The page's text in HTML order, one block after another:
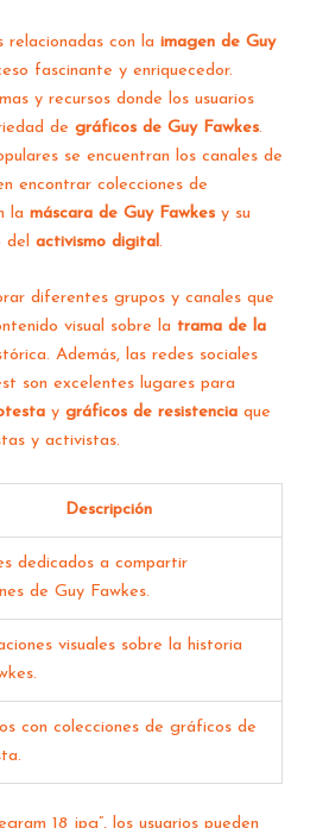
relacionadas con laimagen de Guy
fascinante y enriquecedor.
y recursos donde los usuarios
degráficos de Guy Fawkes.
se encuentran los canales de
encontrar colecciones de
lamáscara de Guy Fawkes y su
delactivismo digital.
diferentes grupos y canales que
visual sobre la trama de la
Además, las redes sociales
son excelentes lugares para
ygráficos de resistencia que
y activistas.
Descripción
dedicados a compartir
de Guy Fawkes.
visuales sobre la historia
con colecciones de gráficos de
18 jpg”, los usuarios pueden